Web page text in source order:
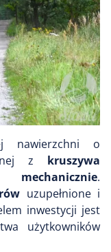
nawierzchni o
z kruszywa
.
uzupełnione i
inwestycji jest
użytkowników